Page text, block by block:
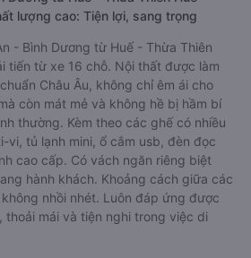
lượng cao: Tiện lợi, sang trọng
- Bình Dương từ Huế - Thừa Thiên
tiến từ xe 16 chỗ. Nội thất được làm
Châu Âu, không chỉ êm ái cho
còn mát mẻ và không hề bị hầm bí
thường. Kèm theo các ghế có nhiều
vi, tủ lạnh mini, ổ cắm usb, đèn đọc
cao cấp. Có vách ngăn riêng biệt
hành khách. Khoảng cách giữa các
nhồi nhét. Luôn đáp ứng được
thoải mái và tiện nghi trong việc di